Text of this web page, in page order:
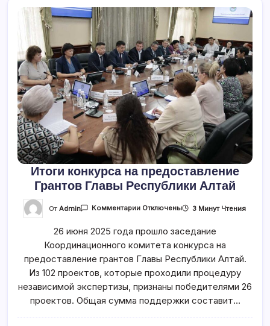
Итоги конкурса на предоставление
Грантов Главы Республики Алтай
ОтAdmin КомментарииК
Конкурса
На
Предоставление
Грантов
Главы
Республики
Алтай
Отключены 3 Минут Чтения
26 июня 2025 года прошло заседание
Координационного комитета конкурса на
предоставление грантов Главы Республики Алтай.
Из 102 проектов, которые проходили процедуру
независимой экспертизы, признаны победителями 26
проектов. Общая сумма поддержки составит…